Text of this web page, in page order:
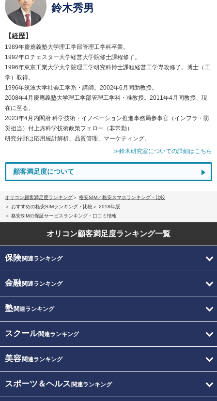
鈴木秀男
【経歴】
1989年慶應義塾大学理工学部管理工学科卒業。
1992年ロチェスター大学経営大学院修士課程修了。
1996年東京工業大学大学院理工学研究科博士課程経営工学専攻修了。博士（工
学）取得。
1996年筑波大学社会工学系・講師。2002年6月同助教授。
2008年4月慶應義塾大学理工学部管理工学科・准教授。2011年4月同教授、現
在に至る。
2023年4月内閣府 科学技術・イノベーション推進事務局参事官（インフラ・防
災担当）付上席科学技術政策フェロー（非常勤）
研究分野は応用統計解析、品質管理、マーケティング。
≫鈴木研究室についての詳細はこちら
顧客満足度について
オリコン顧客満足度ランキング
格安SIM／格安スマホランキング・比較
おすすめの格安SIMランキング・比較
2018年版
格安SIMの保証サービスランキング・口コミ情報
オリコン顧客満足度ランキング一覧
保険関連ランキング
金融関連ランキング
塾関連ランキング
スクール関連ランキング
美容関連ランキング
スポーツ＆ヘルス 関連ランキング